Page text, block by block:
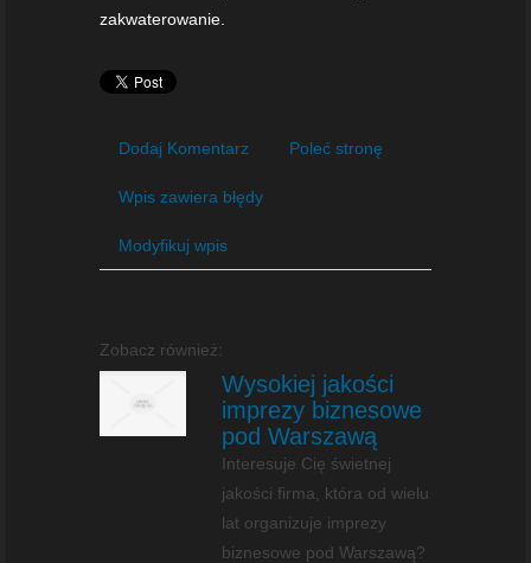
zakwaterowanie.
Dodaj Komentarz Poleć stronę
Wpis zawiera błędy
Modyfikuj wpis
Zobacz również:
Wysokiej jakości
imprezy biznesowe
pod Warszawą
Interesuje Cię świetnej
jakości firma, która od wielu
lat organizuje imprezy
biznesowe pod Warszawą?